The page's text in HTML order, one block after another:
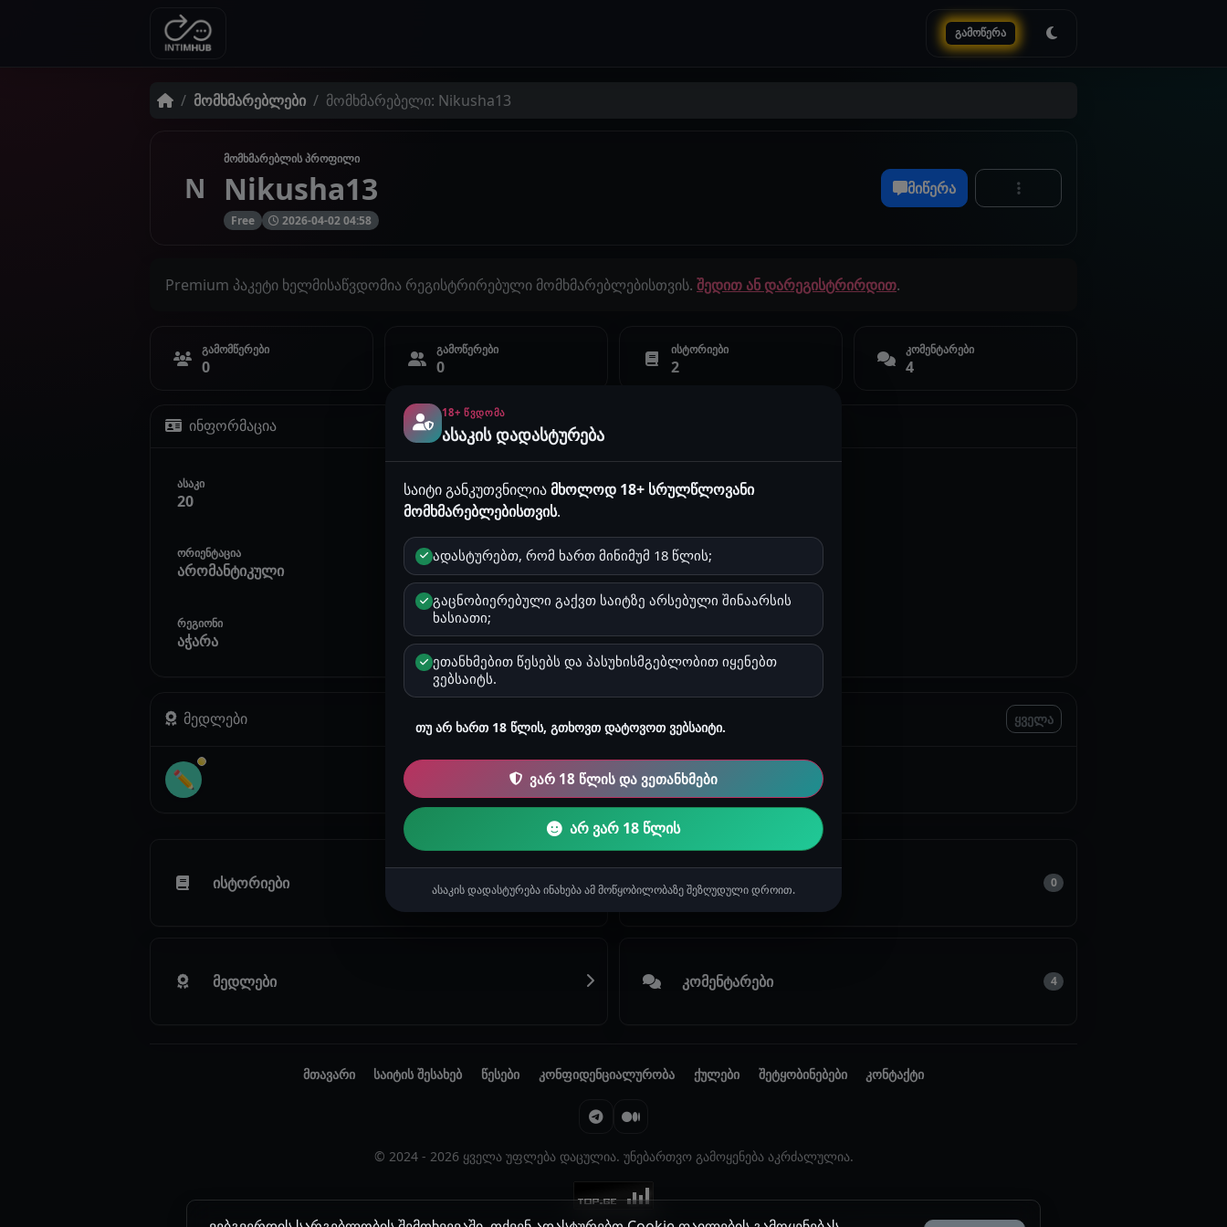
გამოწერა
მომხმარებლები მომხმარებელი: Nikusha13
N
მომხმარებლის პროფილი
Nikusha13
Free 2026-04-02 04:58
მიწერა
Premium პაკეტი ხელმისაწვდომია რეგისტრირებული მომხმარებლებისთვის. შედით ან დარეგისტრირდით.
გამომწერები
0
გამოწერები
0
ისტორიები
2
კომენტარები
4
ინფორმაცია
ასაკი
20
სქესი
მამრობითი
ორიენტაცია
არომანტიკული
ზოდიაქო
მშვილდოსანი
რეგიონი
აჭარა 2026-01-09 02:10
მედლები ყველა
✏️
ისტორიები კითხვები & რჩევები 0
მედლები კომენტარები 4
მთავარი საიტის შესახებ წესები კონფიდენციალურობა ქულები შეტყობინებები კონტაქტი
© 2024 - 2026 ყველა უფლება დაცულია. უნებართვო გამოყენება აკრძალულია.
18+ ᲬᲕᲓᲝᲛᲐ
ასაკის დადასტურება
საიტი განკუთვნილიამხოლოდ 18+ სრულწლოვანი
მომხმარებლებისთვის.
ადასტურებთ, რომ ხართ მინიმუმ 18 წლის;
გაცნობიერებული გაქვთ საიტზე არსებული შინაარსის
ხასიათი;
ეთანხმებით წესებს და პასუხისმგებლობით იყენებთ
ვებსაიტს.
თუ არ ხართ 18 წლის, გთხოვთ დატოვოთ ვებსაიტი.
ვარ 18 წლის და ვეთანხმები
არ ვარ 18 წლის
ასაკის დადასტურება ინახება ამ მოწყობილობაზე შეზღუდული დროით.